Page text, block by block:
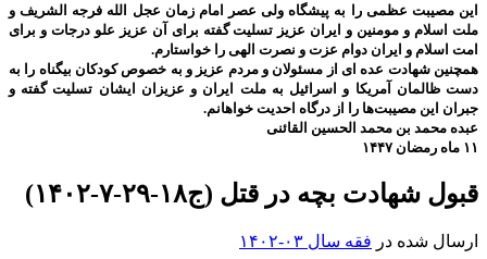
این مصیبت عظمی را به پیشگاه ولی عصر امام زمان عجل الله فرجه الشریف و
ملت اسلام و مومنین و ایران عزیز تسلیت گفته برای آن عزیز علو درجات و برای
امت اسلام و ایران دوام عزت و نصرت الهی را خواستارم.
همچنین شهادت عده ای از مسئولان و مردم عزیز و به خصوص کودکان بیگناه را به
دست ظالمان آمریکا و اسرائیل به ملت ایران و عزیزان ایشان تسلیت گفته و
جبران این مصیبت‌ها را از درگاه احدیت خواهانم.
عبده محمد بن محمد الحسین القائنی
۱۱ ماه رمضان ۱۴۴۷
قبول شهادت بچه در قتل (ج۱۸-۲۹-۷-۱۴۰۲)
ارسال شده در فقه سال ۰۳-۱۴۰۲